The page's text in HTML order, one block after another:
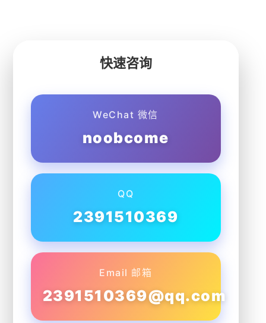
快速咨询
WeChat 微信
noobcome
QQ
2391510369
Email 邮箱
2391510369@qq.com